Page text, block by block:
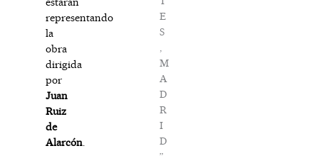
representando
la
obra
dirigida
por
Juan
Ruiz
de
Alarcón.
E
S
M
A
D
R
I
D
”